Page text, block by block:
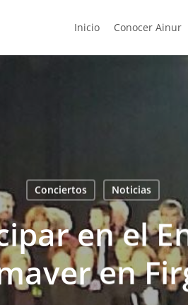
Inicio Conocer Ainur
Conciertos Noticias
en el
en